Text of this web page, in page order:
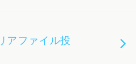
アファイル投